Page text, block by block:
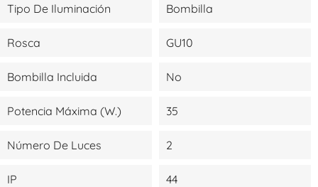
Tipo De Iluminación Bombilla
Rosca GU10
Bombilla Incluida No
Potencia Máxima (W.) 35
Número De Luces 2
IP 44